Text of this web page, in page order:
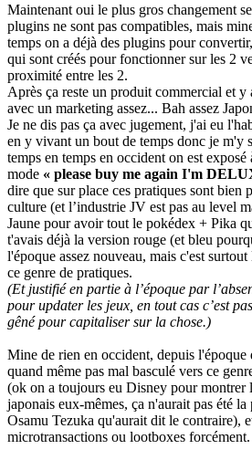
Maintenant oui le plus gros changement
plugins ne sont pas compatibles, mais
temps on a déjà des plugins pour
qui sont créés pour fonctionner sur les 2
proximité entre les 2.
Après ça reste un produit commercial et y
avec un marketing assez... Bah assez
Je ne dis pas ça avec jugement, j'ai eu
en y vivant un bout de temps donc je m'y
temps en temps en occident on est
mode « please buy me again I'm
dire que sur place ces pratiques sont bien
culture (et l’industrie JV est pas au level
Jaune pour avoir tout le pokédex + Pika
t'avais déjà la version rouge (et bleu
l'époque assez nouveau, mais c'est
ce genre de pratiques.
(Et justifié en partie à l’époque par
pour updater les jeux, en tout cas c’est
gêné pour capitaliser sur la chose.)
Mine de rien en occident, depuis l'époque
quand même pas mal basculé vers ce
(ok on a toujours eu Disney pour montrer
japonais eux-mêmes, ça n'aurait pas été
Osamu Tezuka qu'aurait dit le contraire),
microtransactions ou lootboxes forcément.